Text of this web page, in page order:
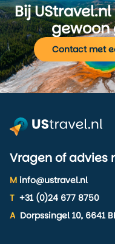
Bij
gewoon
Contact met
Vragen of advies
M info@ustravel.nl
T +31 (0)24 677 8750
A Dorpssingel 10, 6641